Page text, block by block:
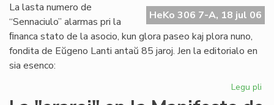
HeKo 306 7-A, 18 jul 06
La lasta numero de
“Sennaciulo” alarmas pri la
ﬁnanca stato de la asocio, kun glora paseo kaj plora nuno,
fondita de Eŭgeno Lanti antaŭ 85 jaroj. Jen la editorialo en
sia esenco:
Legu pli